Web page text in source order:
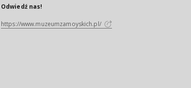
Odwiedź nas!
https://www.muzeumzamoyskich.pl/